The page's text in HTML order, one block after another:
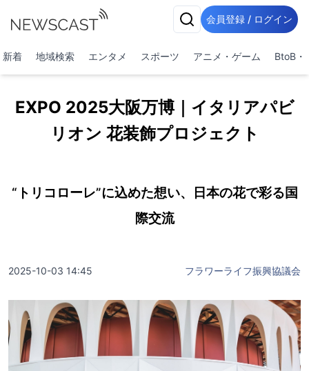
会員登録 / ログイン
新着 地域検索 エンタメ スポーツ アニメ・ゲーム BtoB・
EXPO 2025大阪万博｜イタリアパビ
リオン 花装飾プロジェクト
“トリコローレ”に込めた想い、日本の花で彩る国
際交流
2025-10-03 14:45 フラワーライフ振興協議会